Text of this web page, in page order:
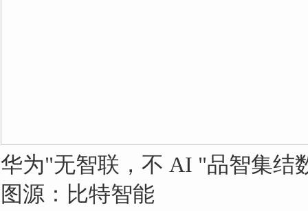
华为"无智联，不 AI "品智集结
图源：比特智能